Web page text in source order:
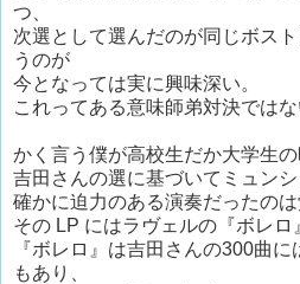
つ、
次選として選んだのが同じボス
うのが
今となっては実に興味深い。
これってある意味師弟対決では
かく言う僕が高校生だか大学生の
吉田さんの選に基づいてミュンシ
確かに迫力のある演奏だったのは
その LP にはラヴェルの『ボレロ
『ボレロ』は吉田さんの300曲
もあり、